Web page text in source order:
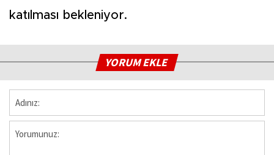
katılması bekleniyor.
YORUM EKLE